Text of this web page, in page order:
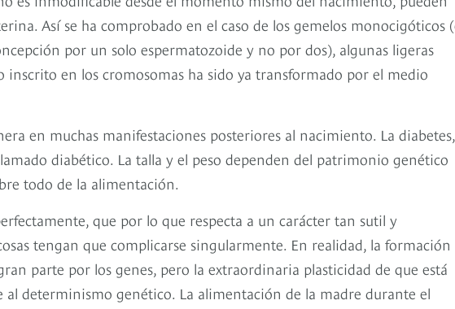
Así se ha comprobado en el caso de los gemelos monocigóticos
por un solo espermatozoide y no por dos), algunas ligeras
inscrito en los cromosomas ha sido ya transformado por el medio
en muchas manifestaciones posteriores al nacimiento. La
diabético. La talla y el peso dependen del patrimonio genético
todo de la alimentación.
que por lo que respecta a un carácter tan sutil y
tengan que complicarse singularmente. En realidad, la formación
parte por los genes, pero la extraordinaria plasticidad de que está
al determinismo genético. La alimentación de la madre durante el